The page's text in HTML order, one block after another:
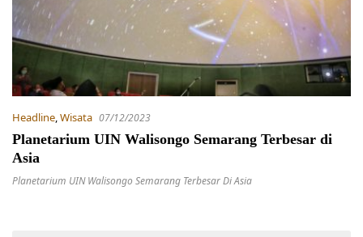
Headline,Wisata 07/12/2023
Planetarium UIN Walisongo Semarang Terbesar di
Asia
Planetarium UIN Walisongo Semarang Terbesar Di Asia